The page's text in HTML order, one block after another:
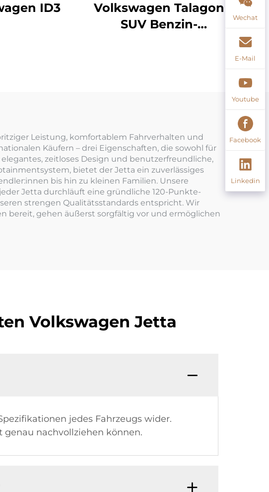
ID3
Volkswagen Talagon
SUV Benzin-
Leistung, komfortablem Fahrverhalten und
Käufern – drei Eigenschaften, die sowohl für
zeitloses Design und benutzerfreundliche,
bietet der Jetta ein zuverlässiges
bis hin zu kleinen Familien. Unsere
Jetta durchläuft eine gründliche 120-Punkte-
strengen Qualitätsstandards entspricht. Wir
bereit, gehen äußerst sorgfältig vor und ermöglichen
Volkswagen Jetta
jedes Fahrzeugs wider.
nachvollziehen können.
Wechat
E-Mail
Youtube
Facebook
Linkedin